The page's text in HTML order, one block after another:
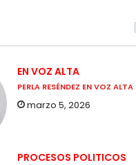
EN VOZ ALTA
PERLA RESÉNDEZ EN VOZ ALTA
marzo 5, 2026
PROCESOS POLITICOS